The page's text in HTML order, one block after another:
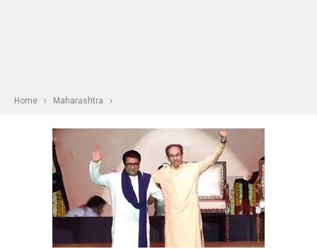
Home Maharashtra